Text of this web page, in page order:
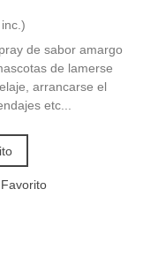
de sabor amargo
de lamerse
arrancarse el
etc...
Favorito